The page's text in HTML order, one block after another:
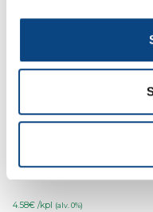
4.58€ /kpl (alv. 0%)